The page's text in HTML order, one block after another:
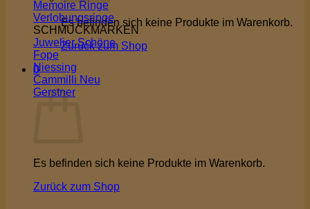
Es befinden sich keine Produkte im Warenkorb.
Zurück zum Shop
0
Warenkorb
Es befinden sich keine Produkte im Warenkorb.
Zurück zum Shop
Memoire Ringe
Verlobungsringe
SCHMUCKMARKEN
Juwelier Schöne
Fope
Niessing
Cammilli
Gerstner